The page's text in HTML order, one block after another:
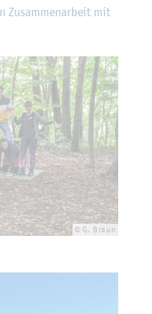
Zu­sam­men­ar­beit mit
© G. Braun